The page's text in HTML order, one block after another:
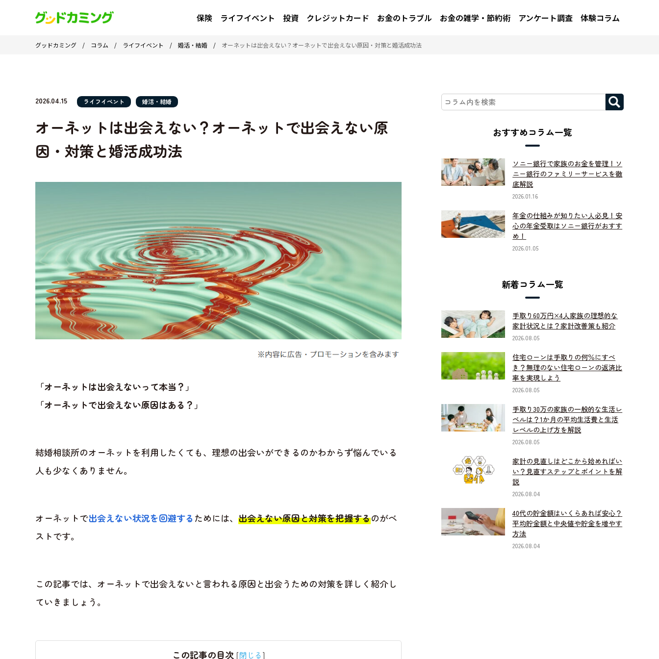
保険 ライフイベント 投資 クレジットカード お金のトラブル お金の雑学・節約術 アンケート調査 体験コラム
グッドカミング / コラム / ライフイベント / 婚活・結婚 / オーネットは出会えない？オーネットで出会えない原因・対策と婚活成功法
2026.04.15 ライフイベント 婚活・結婚
オーネットは出会えない？オーネットで出会えない原
因・対策と婚活成功法
「オーネットは出会えないって本当？」
「オーネットで出会えない原因はある？」
結婚相談所のオーネットを利用したくても、理想の出会いができるのかわからず悩んでいる
人も少なくありません。
オーネットで出会えない状況を回避する ためには、 出会えない原因と対策を把握するのがベ
ストです。
この記事では、オーネットで出会えないと言われる原因と出会うための対策を詳しく紹介し
ていきましょう。
この記事の目次 [閉じる ]
おすすめコラム一覧
ソニー銀行で家族のお金を管理！ソ
ニー銀行のファミリーサービスを徹
底解説
2026.01.16
年金の仕組みが知りたい人必見！安
心の年金受取はソニー銀行がおすす
め！
2026.01.05
新着コラム一覧
手取り60万円×4人家族の理想的な
家計状況とは？家計改善策も紹介
2026.08.05
住宅ローンは手取りの何％にすべ
き？無理のない住宅ローンの返済比
率を実現しよう
2026.08.05
手取り30万の家族の一般的な生活レ
ベルは？1か月の平均生活費と生活
レベルの上げ方を解説
2026.08.05
家計の見直しはどこから始めればい
い？見直すステップとポイントを解
説
2026.08.04
40代の貯金額はいくらあれば安心？
平均貯金額と中央値や貯金を増やす
方法
2026.08.04